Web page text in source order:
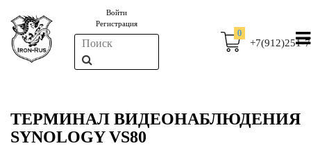
Войти
Регистрация
0
+7(912)251-
ТЕРМИНАЛ ВИДЕОНАБЛЮДЕНИЯ
SYNOLOGY VS80